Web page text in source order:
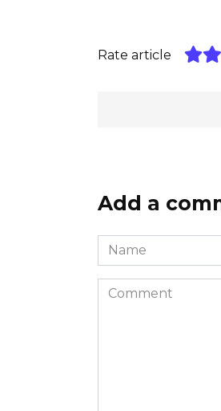
Rate article
Add a
Name
*
Comment